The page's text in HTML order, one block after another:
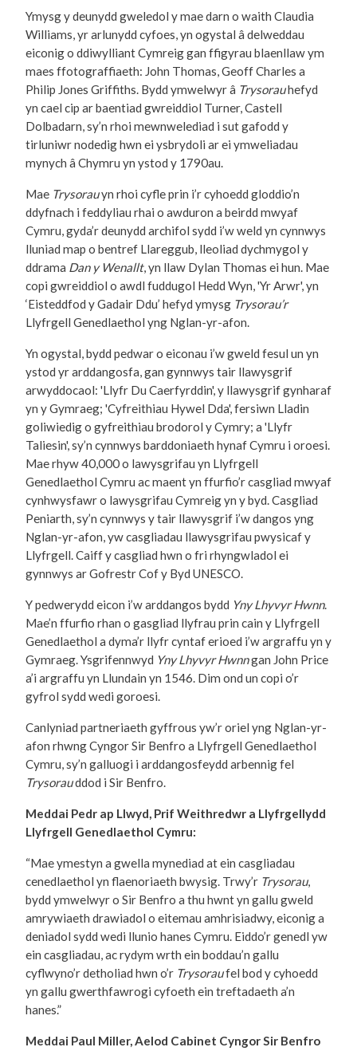
Ymysg y deunydd gweledol y mae darn o waith Claudia
Williams, yr arlunydd cyfoes, yn ogystal â delweddau
eiconig o ddiwylliant Cymreig gan ffigyrau blaenllaw ym
maes ffotograffiaeth: John Thomas, Geoff Charles a
Philip Jones Griffiths. Bydd ymwelwyr â Trysorauhefyd
yn cael cip ar baentiad gwreiddiol Turner, Castell
Dolbadarn, sy’n rhoi mewnwelediad i sut gafodd y
tirluniwr nodedig hwn ei ysbrydoli ar ei ymweliadau
mynych â Chymru yn ystod y 1790au.
Mae Trysorauyn rhoi cyfle prin i’r cyhoedd gloddio’n
ddyfnach i feddyliau rhai o awduron a beirdd mwyaf
Cymru, gyda’r deunydd archifol sydd i’w weld yn cynnwys
lluniad map o bentref Llareggub, lleoliad dychmygol y
ddrama Dan y Wenallt, yn llaw Dylan Thomas ei hun. Mae
copi gwreiddiol o awdl fuddugol Hedd Wyn, 'Yr Arwr', yn
‘Eisteddfod y Gadair Ddu’ hefyd ymysg Trysorau’r
Llyfrgell Genedlaethol yng Nglan-yr-afon.
Yn ogystal, bydd pedwar o eiconau i’w gweld fesul un yn
ystod yr arddangosfa, gan gynnwys tair llawysgrif
arwyddocaol: 'Llyfr Du Caerfyrddin', y llawysgrif gynharaf
yn y Gymraeg; 'Cyfreithiau Hywel Dda', fersiwn Lladin
goliwiedig o gyfreithiau brodorol y Cymry; a 'Llyfr
Taliesin', sy’n cynnwys barddoniaeth hynaf Cymru i oroesi.
Mae rhyw 40,000 o lawysgrifau yn Llyfrgell
Genedlaethol Cymru ac maent yn ffurfio’r casgliad mwyaf
cynhwysfawr o lawysgrifau Cymreig yn y byd. Casgliad
Peniarth, sy’n cynnwys y tair llawysgrif i’w dangos yng
Nglan-yr-afon, yw casgliadau llawysgrifau pwysicaf y
Llyfrgell. Caiff y casgliad hwn o fri rhyngwladol ei
gynnwys ar Gofrestr Cof y Byd UNESCO.
Y pedwerydd eicon i’w arddangos bydd Yny Lhyvyr Hwnn.
Mae’n ffurfio rhan o gasgliad llyfrau prin cain y Llyfrgell
Genedlaethol a dyma’r llyfr cyntaf erioed i’w argraffu yn y
Gymraeg. Ysgrifennwyd Yny Lhyvyr Hwnngan John Price
a’i argraffu yn Llundain yn 1546. Dim ond un copi o’r
gyfrol sydd wedi goroesi.
Canlyniad partneriaeth gyffrous yw’r oriel yng Nglan-yr-
afon rhwng Cyngor Sir Benfro a Llyfrgell Genedlaethol
Cymru, sy’n galluogi i arddangosfeydd arbennig fel
Trysorauddod i Sir Benfro.
Meddai Pedr ap Llwyd, Prif Weithredwr a Llyfrgellydd
Llyfrgell Genedlaethol Cymru:
“Mae ymestyn a gwella mynediad at ein casgliadau
cenedlaethol yn flaenoriaeth bwysig. Trwy’r Trysorau,
bydd ymwelwyr o Sir Benfro a thu hwnt yn gallu gweld
amrywiaeth drawiadol o eitemau amhrisiadwy, eiconig a
deniadol sydd wedi llunio hanes Cymru. Eiddo’r genedl yw
ein casgliadau, ac rydym wrth ein boddau’n gallu
cyflwyno’r detholiad hwn o’r Trysoraufel bod y cyhoedd
yn gallu gwerthfawrogi cyfoeth ein treftadaeth a’n
hanes.”
Meddai Paul Miller, Aelod Cabinet Cyngor Sir Benfro